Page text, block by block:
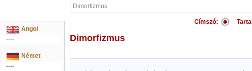
Angol
----
Német
----
Címszó:
Dimorfizmus